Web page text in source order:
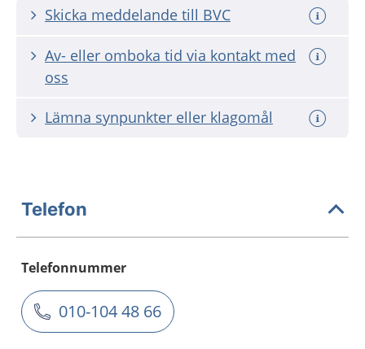
Skicka meddelande till BVC
Av- eller omboka tid via kontakt med
oss
Lämna synpunkter eller klagomål
Telefon
Telefonnummer
010-104 48 66